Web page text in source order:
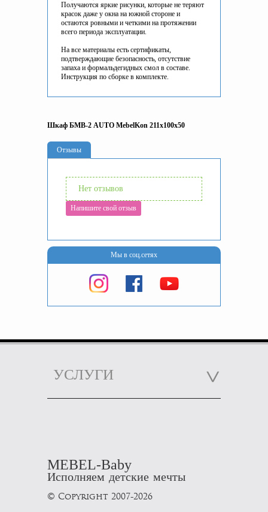
Получаются яркие рисунки, которые не теряют
красок даже у окна на южной стороне и
остаются ровными и четкими на протяжении
всего периода эксплуатации.
На все материалы есть сертификаты,
подтверждающие безопасность, отсутствие
запаха и формальдегидных смол в составе.
Инструкция по сборке в комплекте.
Шкаф БМВ-2 AUTO MebelKon 211x100x50
Отзывы
Нет отзывов
Напишите свой отзыв
Мы в соц.сетях
УСЛУГИ
MEBEL-Baby
Исполняем детские мечты
© Copyright 2007-2026